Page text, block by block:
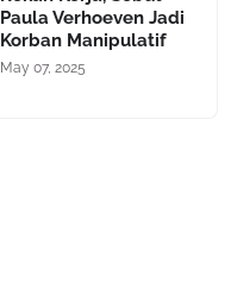
Paula Verhoeven Jadi
Korban Manipulatif
May 07, 2025